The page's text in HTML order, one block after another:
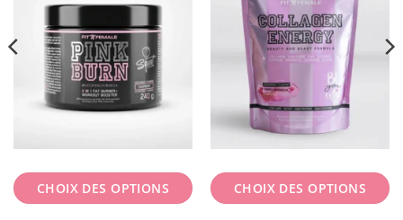
CHOIX DES OPTIONS CHOIX DES OPTIONS